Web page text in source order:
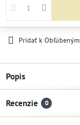
Pridať k Obľúbeným
Popis
Recenzie 0